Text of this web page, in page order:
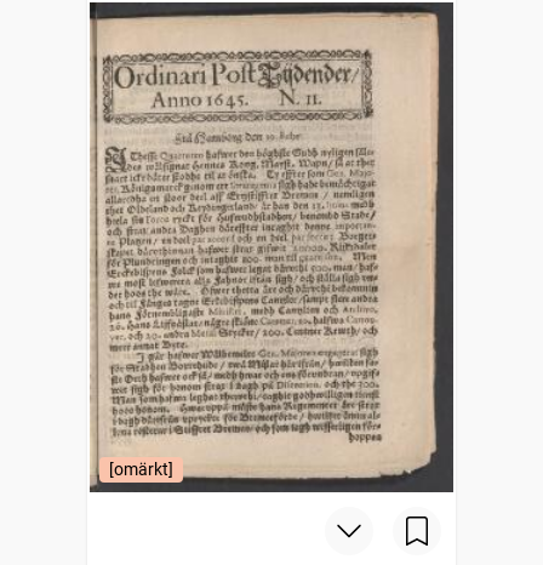
[omärkt]